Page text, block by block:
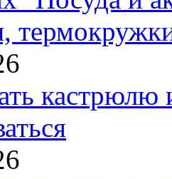
кастрюлю